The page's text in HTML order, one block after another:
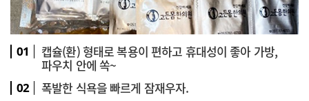
01
캡슐(환) 형태로 복용이 편하고 휴대성이 좋아 가방,
파우치 안에 쏙~
02 폭발한 식욕을 빠르게 잠재우자.